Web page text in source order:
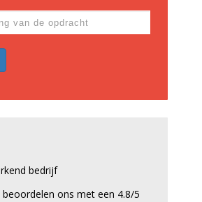
bedrijf
beoordelen ons met een 4.8/5